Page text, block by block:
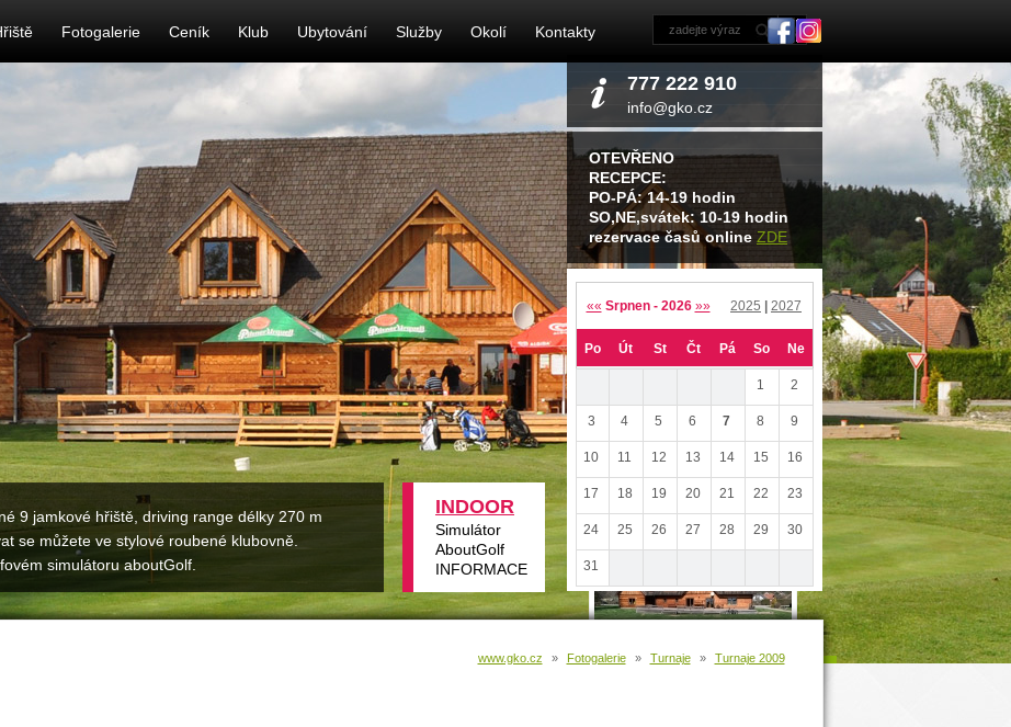
Fotogalerie Ceník Klub Ubytování Služby Okolí Kontakty
777 222 910
info@gko.cz
OTEVŘENO
RECEPCE:
PO-PÁ: 14-19 hodin
SO,NE,svátek: 10-19 hodin
rezervace časů online ZDE
9 jamkové hřiště, driving range délky 270 m
se můžete ve stylové roubené klubovně.
simulátoru aboutGolf.
INDOOR
Simulátor
AboutGolf
INFORMACE
«« Srpnen - 2026 »» 2025 2027
Po Út St Čt Pá So Ne
1 2
3 4 5 6 7 8 9
10 11 12 13 14 15 16
17 18 19 20 21 22 23
24 25 26 27 28 29 30
31
www.gko.cz » Fotogalerie » Turnaje » Turnaje 2009